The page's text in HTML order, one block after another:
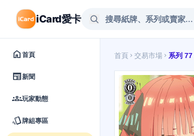
iCard愛卡
home首頁
newspaper新聞
groups玩家動態
style牌組專區
首頁 chevron_right 交易市場 chevron_right 系列 77